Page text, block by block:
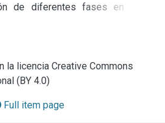
de diferentes fases en estos
refuerzo inerte o polímero-
utilizados para la preparación de
carga inerte metálica y para la
se utiliza epoxi con el polímero
son desarrolladas en el
la licencia Creative Commons
(BY 4.0)
Full item page